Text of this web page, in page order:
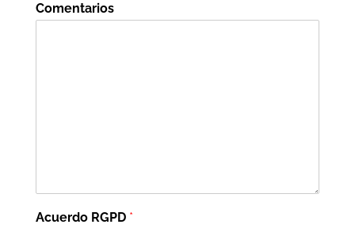
Comentarios
Acuerdo RGPD *